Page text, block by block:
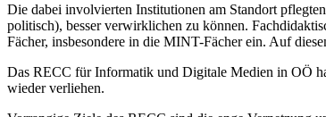
Die dabei involvierten Institutionen am Standort
politisch), besser verwirklichen zu können.
Fächer, insbesondere in die MINT-Fächer ein. Auf
Das RECC für Informatik und Digitale Medien in OÖ
wieder verliehen.